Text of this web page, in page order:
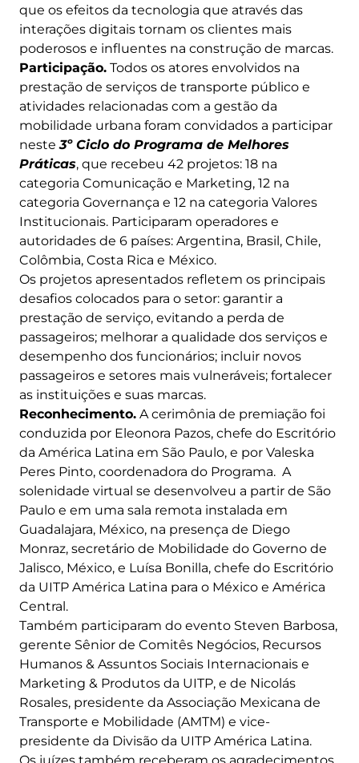
que os efeitos da tecnologia que através das
interações digitais tornam os clientes mais
poderosos e influentes na construção de marcas.
Participação. Todos os atores envolvidos na
prestação de serviços de transporte público e
atividades relacionadas com a gestão da
mobilidade urbana foram convidados a participar
neste3º Ciclo do Programa de Melhores
Práticas, que recebeu 42 projetos: 18 na
categoria Comunicação e Marketing, 12 na
categoria Governança e 12 na categoria Valores
Institucionais. Participaram operadores e
autoridades de 6 países: Argentina, Brasil, Chile,
Colômbia, Costa Rica e México.
Os projetos apresentados refletem os principais
desafios colocados para o setor: garantir a
prestação de serviço, evitando a perda de
passageiros; melhorar a qualidade dos serviços e
desempenho dos funcionários; incluir novos
passageiros e setores mais vulneráveis; fortalecer
as instituições e suas marcas.
Reconhecimento. A cerimônia de premiação foi
conduzida por Eleonora Pazos, chefe do Escritório
da América Latina em São Paulo, e por Valeska
Peres Pinto, coordenadora do Programa. A
solenidade virtual se desenvolveu a partir de São
Paulo e em uma sala remota instalada em
Guadalajara, México, na presença de Diego
Monraz, secretário de Mobilidade do Governo de
Jalisco, México, e Luísa Bonilla, chefe do Escritório
da UITP América Latina para o México e América
Central.
Também participaram do evento Steven Barbosa,
gerente Sênior de Comitês Negócios, Recursos
Humanos & Assuntos Sociais Internacionais e
Marketing & Produtos da UITP, e de Nicolás
Rosales, presidente da Associação Mexicana de
Transporte e Mobilidade (AMTM) e vice-
presidente da Divisão da UITP América Latina.